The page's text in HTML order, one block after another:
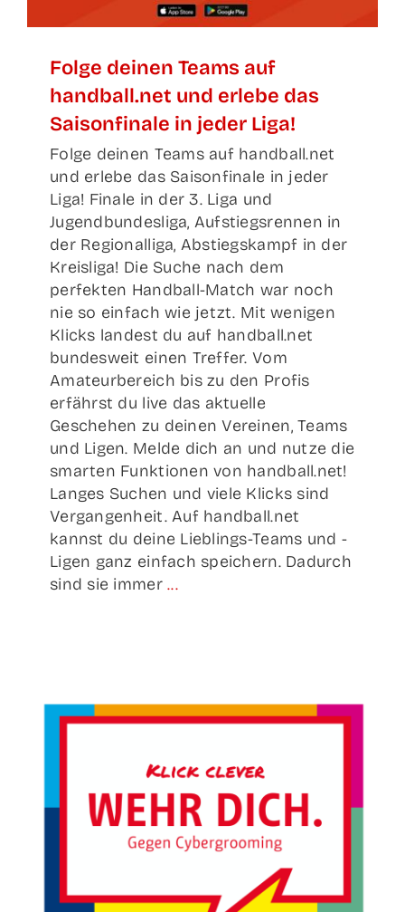
Fol­ge dei­nen Teams auf
handball.net und erle­be das
Sai­son­fi­na­le in jeder Liga!
Folge deinen Teams auf handball.net
und erlebe das Saisonfinale in jeder
Liga! Finale in der 3. Liga und
Jugendbundesliga, Aufstiegsrennen in
der Regionalliga, Abstiegskampf in der
Kreisliga! Die Suche nach dem
perfekten Handball-Match war noch
nie so einfach wie jetzt. Mit wenigen
Klicks landest du auf handball.net
bundesweit einen Treffer. Vom
Amateurbereich bis zu den Profis
erfährst du live das aktuelle
Geschehen zu deinen Vereinen, Teams
und Ligen. Melde dich an und nutze die
smarten Funktionen von handball.net!
Langes Suchen und viele Klicks sind
Vergangenheit. Auf handball.net
kannst du deine Lieblings-Teams und -
Ligen ganz einfach speichern. Dadurch
sind sie immer...